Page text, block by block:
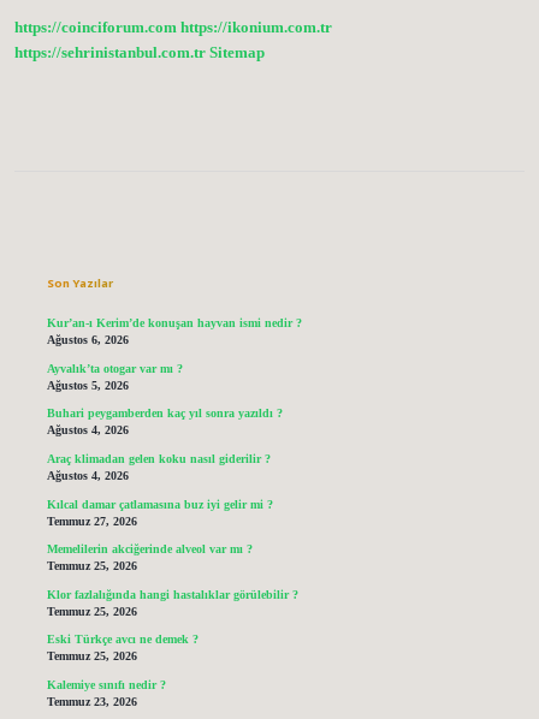
https://coinciforum.com https://ikonium.com.tr
https://sehrinistanbul.com.tr Sitemap
Son Yazılar
Kur’an-ı Kerim’de konuşan hayvan ismi nedir ?
Ağustos 6, 2026
Ayvalık’ta otogar var mı ?
Ağustos 5, 2026
Buhari peygamberden kaç yıl sonra yazıldı ?
Ağustos 4, 2026
Araç klimadan gelen koku nasıl giderilir ?
Ağustos 4, 2026
Kılcal damar çatlamasına buz iyi gelir mi ?
Temmuz 27, 2026
Memelilerin akciğerinde alveol var mı ?
Temmuz 25, 2026
Klor fazlalığında hangi hastalıklar görülebilir ?
Temmuz 25, 2026
Eski Türkçe avcı ne demek ?
Temmuz 25, 2026
Kalemiye sınıfı nedir ?
Temmuz 23, 2026